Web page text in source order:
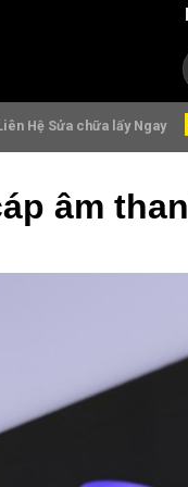
Hệ Sửa chữa lấy Ngay
âm